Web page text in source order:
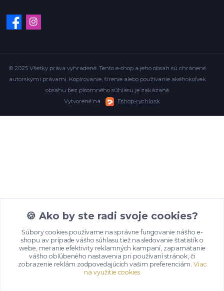
© 2025 Všetky práva vyhradené. Tento e-shop a jeho obsah sú chránené
autorskými právami. Kopírovanie, šírenie alebo používanie akéhokoľvek
obsahu bez písomného súhlasu je zakázané.
Vytvorené na
Eshop-rychlo.sk
🍪 Ako by ste radi svoje cookies?
Súbory cookies používame na správne fungovanie nášho e-
shopu av prípade vášho súhlasu tiež na sledovanie štatistík o
webe, meranie efektivity reklamných kampaní, zapamätanie
vášho obľúbeného nastavenia pri používaní stránok, či
zobrazenie reklám zodpovedajúcich vašim preferenciám. Viac
na využitie cookies